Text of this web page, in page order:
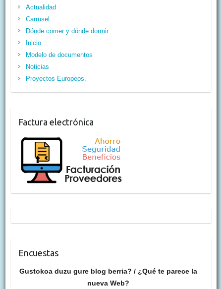
Actualidad
Carrusel
Dónde comer y dónde dormir
Inicio
Modelo de documentos
Noticias
Proyectos Europeos.
Factura electrónica
Encuestas
Gustokoa duzu gure blog berria? / ¿Qué te parece la
nueva Web?